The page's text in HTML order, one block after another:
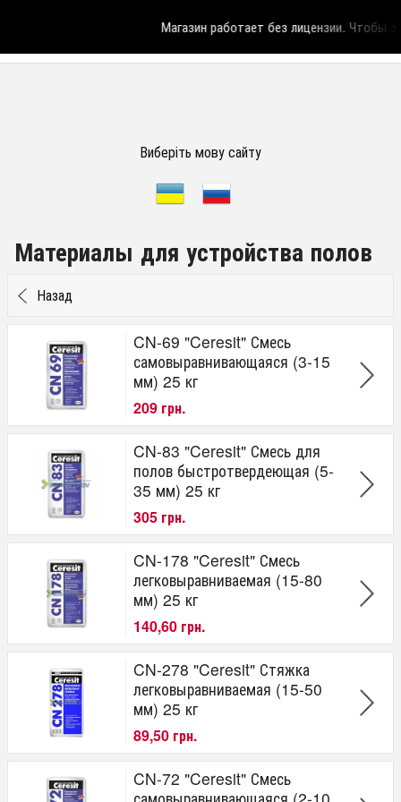
Магазин работает без лицензии.Чтобы
Виберіть мову сайту
Материалы для устройства полов
Назад
CN-69 "Ceresit" Смесь
самовыравнивающаяся (3-15
мм) 25 кг
209 грн.
CN-83 "Ceresit" Смесь для
полов быстротвердеющая (5-
35 мм) 25 кг
305 грн.
CN-178 "Ceresit" Смесь
легковыравниваемая (15-80
мм) 25 кг
140,60 грн.
CN-278 "Ceresit" Стяжка
легковыравниваемая (15-50
мм) 25 кг
89,50 грн.
CN-72 "Ceresit" Смесь